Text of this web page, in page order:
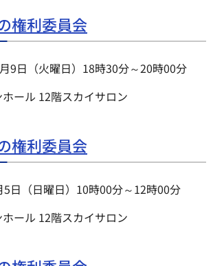
権利委員会
9日（火曜日）18時30分～20時00分
ール 12階スカイサロン
権利委員会
5日（日曜日）10時00分～12時00分
ール 12階スカイサロン